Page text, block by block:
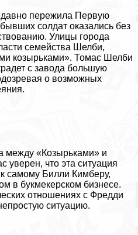
пережила Первую
солдат оказались без
Улицы города
семейства Шелби,
козырьками». Томас Шелби
с завода большую
о возможных
между «Козырьками» и
уверен, что эта ситуация
самому Билли Кимберу,
в букмекерском бизнесе.
отношениях с Фредди
ситуацию.